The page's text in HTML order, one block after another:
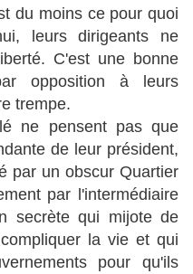
du moins ce pour quoi
leurs dirigeants ne
C'est une bonne
opposition à leurs
trempe.
ne pensent pas que
de leur président,
par un obscur Quartier
par l'intermédiaire
secrète qui mijote de
la vie et qui
pour qu'ils